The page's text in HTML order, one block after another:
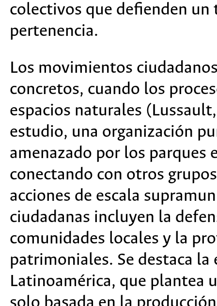
colectivos que defienden
pertenencia.
Los movimientos
concretos, cuando los
espacios naturales
estudio, una organización
amenazado por los parques
conectando con otros
acciones de escala
ciudadanas incluyen la
comunidades locales y la
patrimoniales. Se destaca
Latinoamérica, que plantea